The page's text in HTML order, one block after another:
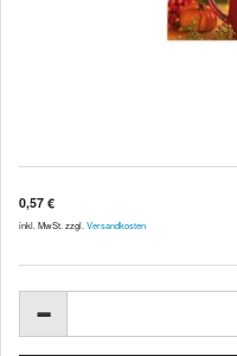
0,57 €
inkl. MwSt. zzgl. Versandkosten